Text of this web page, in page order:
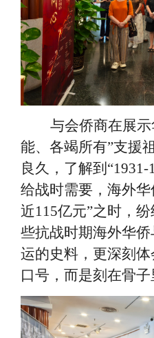
与会侨商在展
能、各竭所有”支援
良久，了解到
给战时需要，海外
近115亿元”之时，
些抗战时期海外华
运的史料，更深刻体
口号，而是刻在骨